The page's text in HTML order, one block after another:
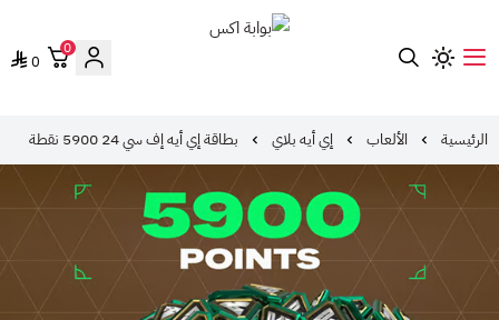
0
0
الرئيسية الألعاب إي أيه بلاي بطاقة إي أيه إف سي 24 5900 نقطة